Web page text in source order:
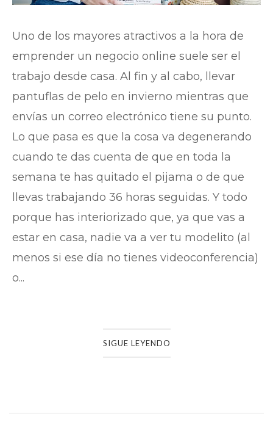
Uno de los mayores atractivos a la hora de
emprender un negocio online suele ser el
trabajo desde casa. Al fin y al cabo, llevar
pantuflas de pelo en invierno mientras que
envías un correo electrónico tiene su punto.
Lo que pasa es que la cosa va degenerando
cuando te das cuenta de que en toda la
semana te has quitado el pijama o de que
llevas trabajando 36 horas seguidas. Y todo
porque has interiorizado que, ya que vas a
estar en casa, nadie va a ver tu modelito (al
menos si ese día no tienes videoconferencia)
o...
SIGUE LEYENDO